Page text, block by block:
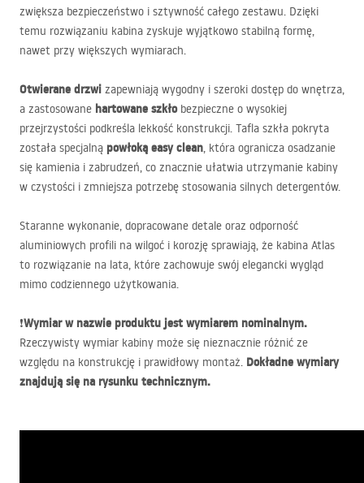
zwiększa bezpieczeństwo i sztywność całego zestawu. Dzięki
temu rozwiązaniu kabina zyskuje wyjątkowo stabilną formę,
nawet przy większych wymiarach.
Otwierane drzwi zapewniają wygodny i szeroki dostęp do wnętrza,
a zastosowane hartowane szkłobezpieczne o wysokiej
przejrzystości podkreśla lekkość konstrukcji. Tafla szkła pokryta
została specjalną powłoką easy clean, która ogranicza osadzanie
się kamienia i zabrudzeń, co znacznie ułatwia utrzymanie kabiny
w czystości i zmniejsza potrzebę stosowania silnych detergentów.
Staranne wykonanie, dopracowane detale oraz odporność
aluminiowych profili na wilgoć i korozję sprawiają, że kabina Atlas
to rozwiązanie na lata, które zachowuje swój elegancki wygląd
mimo codziennego użytkowania.
❗Wymiar w nazwie produktu jest wymiarem nominalnym.
Rzeczywisty wymiar kabiny może się nieznacznie różnić ze
względu na konstrukcję i prawidłowy montaż. Dokładne wymiary
znajdują się na rysunku technicznym.